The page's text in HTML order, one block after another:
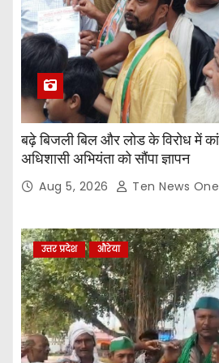
बढ़े बिजली बिल और लोड के विरोध में
अधिशासी अभियंता को सौंपा ज्ञापन
Aug 5, 2026 Ten News
उत्तर प्रदेश औरेया